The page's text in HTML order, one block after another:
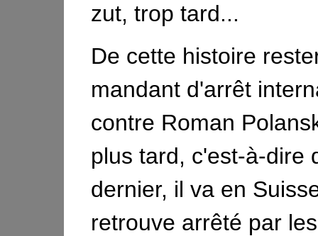
zut, trop tard...
De cette histoire
mandant d'arrêt
contre Roman
plus tard, c'est-à-dire
dernier, il va en
retrouve arrêté par